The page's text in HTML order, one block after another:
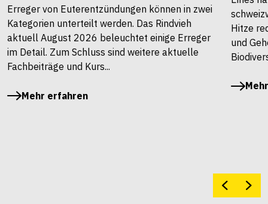
Erreger von Euterentzündungen können in zwei
Kategorien unterteilt werden. Das Rindvieh
aktuell August 2026 beleuchtet einige Erreger
im Detail. Zum Schluss sind weitere aktuelle
Fachbeiträge und Kurs...
Mehr erfahren
Hitze
und